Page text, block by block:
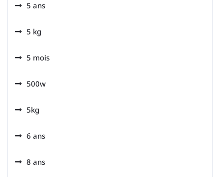
5 ans
5 kg
5 mois
500w
5kg
6 ans
8 ans